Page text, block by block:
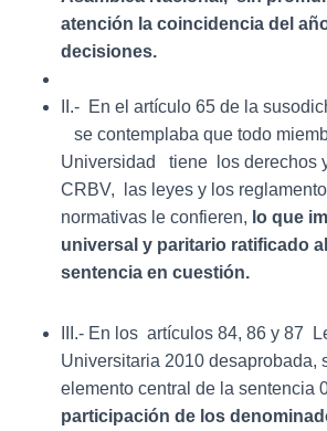
atención la coincidencia del
decisiones.
II.- En el artículo 65 de la
se contemplaba que todo
Universidad tiene los derechos
CRBV, las leyes y los
normativas le confieren, lo que
universal y paritario ratificado
sentencia en cuestión.
III.- En los artículos 84, 86 y 87
Universitaria 2010 desaprobada,
elemento central de la sentencia
participación de los